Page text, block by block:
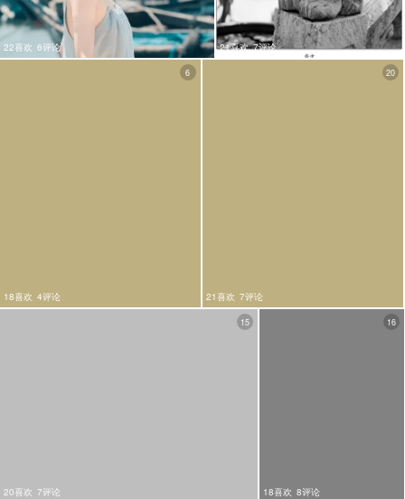
22喜欢 6评论 21喜欢 7评论
18喜欢 4评论
6
21喜欢 7评论
20
20喜欢 7评论
15
18喜欢 8评论
16